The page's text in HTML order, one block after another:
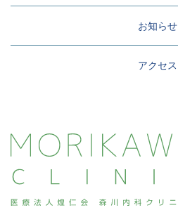
お知らせ
アクセス